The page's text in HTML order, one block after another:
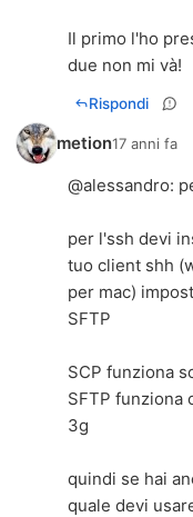
Il primo l'ho
due non mi và!
Rispondi
metion17 anni fa
@alessandro:
per l'ssh devi
tuo client shh
per mac)
SFTP
SCP funziona
SFTP funziona
3g
quindi se hai
quale devi